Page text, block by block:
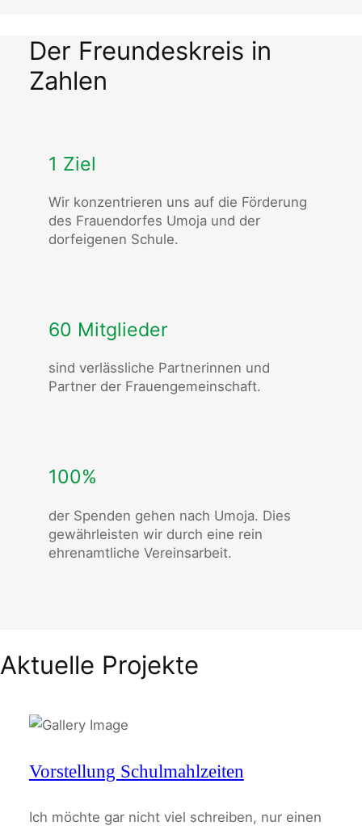
Der Freundeskreis in
Zahlen
1 Ziel
Wir konzentrieren uns auf die Förderung
des Frauendorfes Umoja und der
dorfeigenen Schule.
60 Mitglieder
sind verlässliche Partnerinnen und
Partner der Frauengemeinschaft.
100%
der Spenden gehen nach Umoja. Dies
gewährleisten wir durch eine rein
ehrenamtliche Vereinsarbeit.
Aktuelle Projekte
Vorstellung Schulmahlzeiten
Ich möchte gar nicht viel schreiben, nur einen